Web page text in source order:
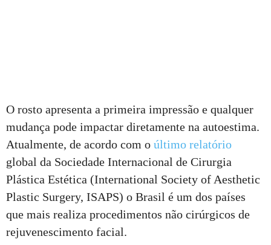
O rosto apresenta a primeira impressão e qualquer
mudança pode impactar diretamente na autoestima.
Atualmente, de acordo com o último relatório
global da Sociedade Internacional de Cirurgia
Plástica Estética (International Society of Aesthetic
Plastic Surgery, ISAPS) o Brasil é um dos países
que mais realiza procedimentos não cirúrgicos de
rejuvenescimento facial.